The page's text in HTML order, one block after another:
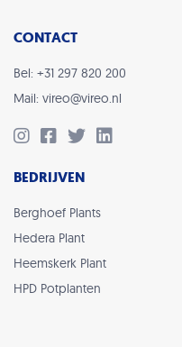
CONTACT
Bel: +31 297 820 200
Mail: vireo@vireo.nl
BEDRIJVEN
Berghoef Plants
Hedera Plant
Heemskerk Plant
HPD Potplanten